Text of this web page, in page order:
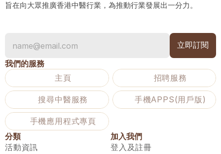
旨在向大眾推廣香港中醫行業，為推動行業發展出一分力。
我們的服務
主頁
招聘服務
搜尋中醫服務 手機APPS(用戶版)
手機應用程式專頁
分類
活動資訊
加入我們
登入及註冊